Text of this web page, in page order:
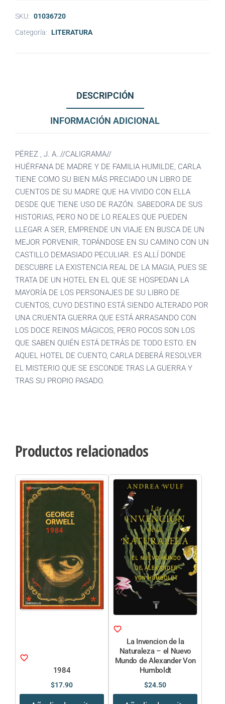
SKU: 01036720
Categoría: LITERATURA
DESCRIPCIÓN
INFORMACIÓN ADICIONAL
PÉREZ , J. A..//CALIGRAMA//
HUÉRFANA DE MADRE Y DE FAMILIA HUMILDE, CARLA
TIENE COMO SU BIEN MÁS PRECIADO UN LIBRO DE
CUENTOS DE SU MADRE QUE HA VIVIDO CON ELLA
DESDE QUE TIENE USO DE RAZÓN. SABEDORA DE SUS
HISTORIAS, PERO NO DE LO REALES QUE PUEDEN
LLEGAR A SER, EMPRENDE UN VIAJE EN BUSCA DE UN
MEJOR PORVENIR, TOPÁNDOSE EN SU CAMINO CON UN
CASTILLO DEMASIADO PECULIAR. ES ALLÍ DONDE
DESCUBRE LA EXISTENCIA REAL DE LA MAGIA, PUES SE
TRATA DE UN HOTEL EN EL QUE SE HOSPEDAN LA
MAYORÍA DE LOS PERSONAJES DE SU LIBRO DE
CUENTOS, CUYO DESTINO ESTÁ SIENDO ALTERADO POR
UNA CRUENTA GUERRA QUE ESTÁ ARRASANDO CON
LOS DOCE REINOS MÁGICOS, PERO POCOS SON LOS
QUE SABEN QUIÉN ESTÁ DETRÁS DE TODO ESTO. EN
AQUEL HOTEL DE CUENTO, CARLA DEBERÁ RESOLVER
EL MISTERIO QUE SE ESCONDE TRAS LA GUERRA Y
TRAS SU PROPIO PASADO.
Productos relacionados
1984
$17.90
La Invencion de la
Naturaleza – el Nuevo
Mundo de Alexander Von
Humboldt
$24.50